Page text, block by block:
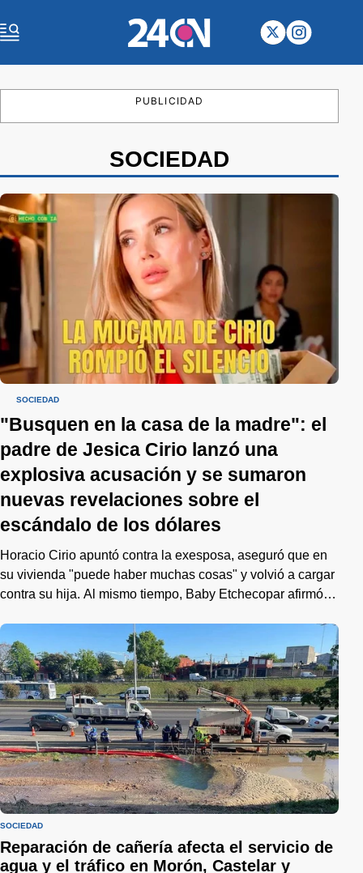
PUBLICIDAD
SOCIEDAD
SOCIEDAD
"Busquen en la casa de la madre": el
padre de Jesica Cirio lanzó una
explosiva acusación y se sumaron
nuevas revelaciones sobre el
escándalo de los dólares
Horacio Cirio apuntó contra la exesposa, aseguró que en
su vivienda "puede haber muchas cosas" y volvió a cargar
contra su hija. Al mismo tiempo, Baby Etchecopar afirmó
que la exempleada doméstica de la modelo aseguró que
las imágenes "no la sorprendieron".
SOCIEDAD
Reparación de cañería afecta el servicio de
agua y el tráfico en Morón, Castelar y